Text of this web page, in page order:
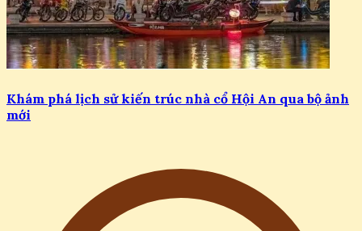
Khám phá lịch sử kiến trúc nhà cổ Hội An qua bộ ảnh
mới